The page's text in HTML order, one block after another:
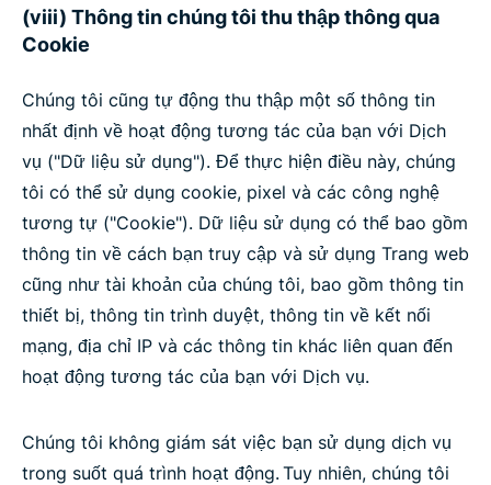
(viii) Thông tin chúng tôi thu thập thông qua
Cookie
Chúng tôi cũng tự động thu thập một số thông tin
nhất định về hoạt động tương tác của bạn với Dịch
vụ ("Dữ liệu sử dụng"). Để thực hiện điều này, chúng
tôi có thể sử dụng cookie, pixel và các công nghệ
tương tự ("Cookie"). Dữ liệu sử dụng có thể bao gồm
thông tin về cách bạn truy cập và sử dụng Trang web
cũng như tài khoản của chúng tôi, bao gồm thông tin
thiết bị, thông tin trình duyệt, thông tin về kết nối
mạng, địa chỉ IP và các thông tin khác liên quan đến
hoạt động tương tác của bạn với Dịch vụ.
Chúng tôi không giám sát việc bạn sử dụng dịch vụ
trong suốt quá trình hoạt động. Tuy nhiên, chúng tôi